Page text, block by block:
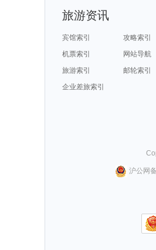
旅游资讯
宾馆索引
攻略索引
机票索引
网站导航
旅游索引
邮轮索引
企业差旅索引
沪公网